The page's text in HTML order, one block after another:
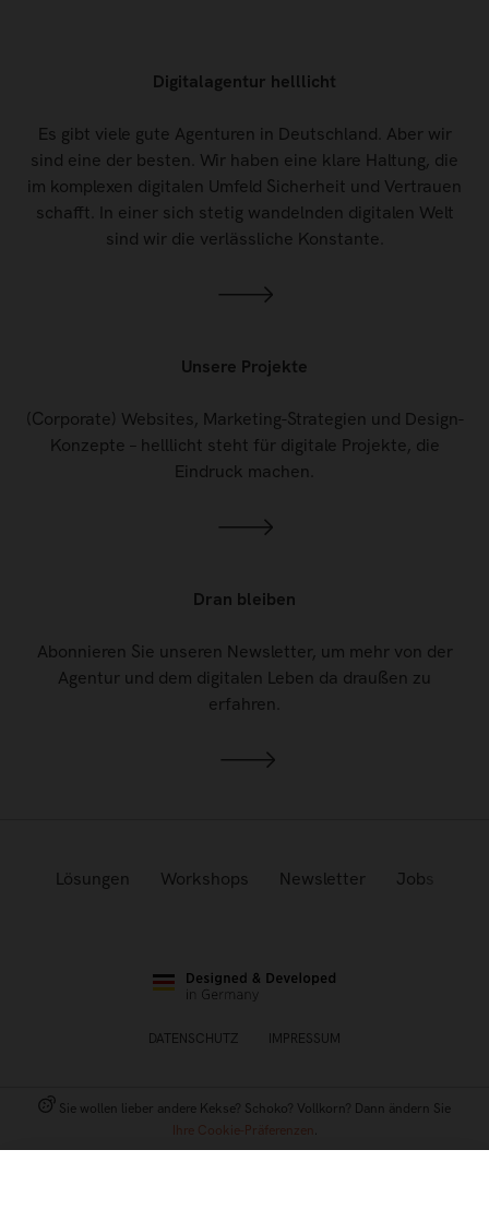
Digitalagentur helllicht
Es gibt viele gute Agenturen in Deutschland. Aber wir
sind eine der besten. Wir haben eine klare Haltung, die
im komplexen digitalen Umfeld Sicherheit und Vertrauen
schafft. In einer sich stetig wandelnden digitalen Welt
sind wir die verlässliche Konstante.
Unsere Projekte
(Corporate) Websites, Marketing-Strategien und Design-
Konzepte – helllicht steht für digitale Projekte, die
Eindruck machen.
Dran bleiben
Abonnieren Sie unseren Newsletter, um mehr von der
Agentur und dem digitalen Leben da draußen zu
erfahren.
Lösungen Workshops Newsletter Jobs
DATENSCHUTZ IMPRESSUM
Sie wollen lieber andere Kekse? Schoko? Vollkorn? Dann ändern Sie
Ihre Cookie-Präferenzen .